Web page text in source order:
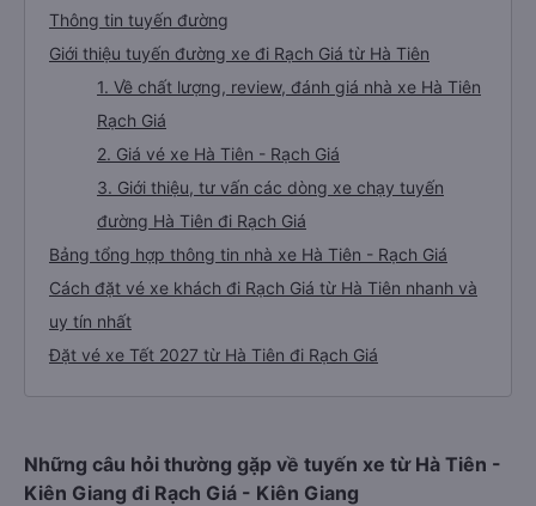
Thông tin tuyến đường
Giới thiệu tuyến đường xe đi Rạch Giá từ Hà Tiên
1. Về chất lượng, review, đánh giá nhà xe Hà Tiên
Rạch Giá
2. Giá vé xe Hà Tiên - Rạch Giá
3. Giới thiệu, tư vấn các dòng xe chạy tuyến
đường Hà Tiên đi Rạch Giá
Bảng tổng hợp thông tin nhà xe Hà Tiên - Rạch Giá
Cách đặt vé xe khách đi Rạch Giá từ Hà Tiên nhanh và
uy tín nhất
Đặt vé xe Tết 2027 từ Hà Tiên đi Rạch Giá
Những câu hỏi thường gặp về tuyến xe từ Hà Tiên -
Kiên Giang đi Rạch Giá - Kiên Giang